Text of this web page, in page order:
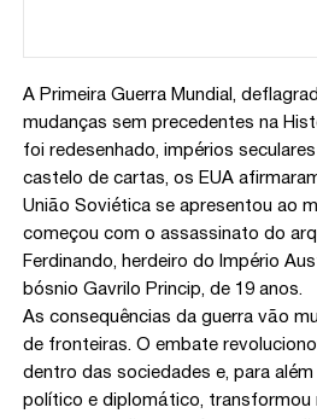
A Primeira Guerra Mundial,
mudanças sem precedentes na
foi redesenhado, impérios
castelo de cartas, os EUA
União Soviética se apresentou ao
começou com o assassinato do
Ferdinando, herdeiro do Império
bósnio Gavrilo Princip, de 19 anos.
As consequências da guerra vão
de fronteiras. O embate
dentro das sociedades e, para
político e diplomático, transformou